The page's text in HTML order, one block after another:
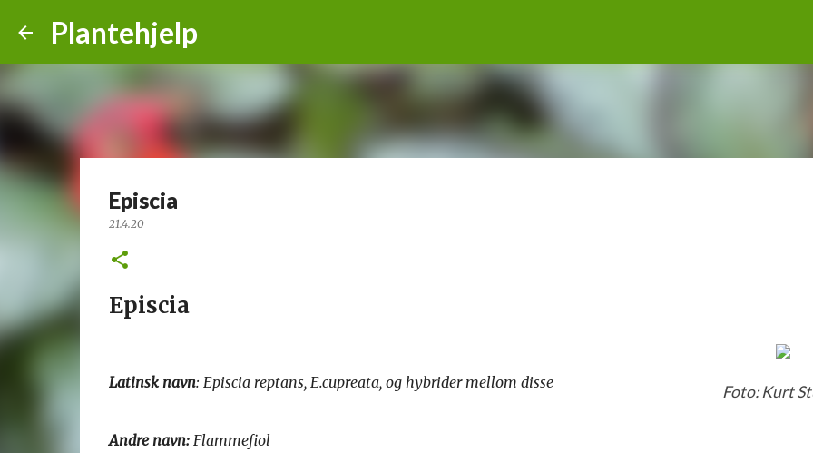
Plantehjelp
Episcia
21.4.20
Episcia
Foto: Kurt
Latinsk navn: Episcia reptans, E.cupreata, og hybrider mellom disse
Andre navn:Flammefiol